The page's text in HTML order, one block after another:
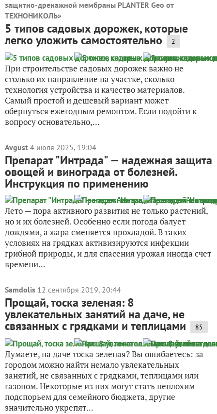
защитно-дренажной мембраны PLANTER Geo от
ТЕХНОНИКОЛЬ»
5 типов садовых дорожек, которые
легко уложить самостоятельно 2
При строительстве садовых дорожек важно не
столько их направление на участке, сколько
технология устройства и качество материалов.
Самый простой и дешевый вариант может
обернуться ежегодным ремонтом. Если подойти к
вопросу основательно,...
Avgust 4 июля 2025, 19:04
Препарат "Интрада" — надежная защита
овощей и винограда от болезней.
Инструкция по применению
Лето — пора активного развития не только растений,
но и их болезней. Особенно если погода балует
дождями, а жара сменяется прохладой. В таких
условиях на грядках активизируются инфекции
грибной природы, и для спасения урожая иногда счет
времени...
Samdolis 12 сентября 2019, 20:44
Прощай, тоска зеленая: 8
увлекательных занятий на даче, не
связанных с грядками и теплицами 85
Думаете, на даче тоска зеленая? Вы ошибаетесь: за
городом можно найти немало увлекательных
занятий, не связанных с грядками, теплицами или
газоном. Некоторые из них могут стать неплохим
подспорьем для семейного бюджета, другие
значительно укрепят...